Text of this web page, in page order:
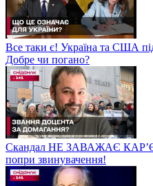
Все таки є! Україна та США
Добре чи погано?
Скандал НЕ ЗАВАЖАЄ
попри звинувачення!